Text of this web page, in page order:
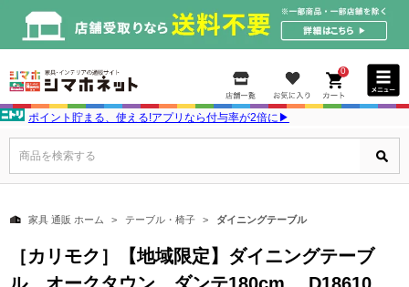
0
ポイント貯まる、使える!アプリなら付与率が2倍に▶
商品を検索する
家具 通販 ホーム テーブル・椅子 ダイニングテーブル
［カリモク］【地域限定】ダイニングテーブ